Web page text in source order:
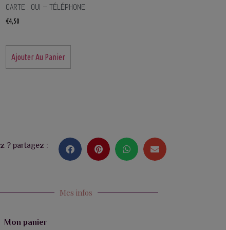
CARTE : OUI – TÉLÉPHONE
€4,50
Ajouter Au Panier
? partagez :
Mes infos
Mon panier